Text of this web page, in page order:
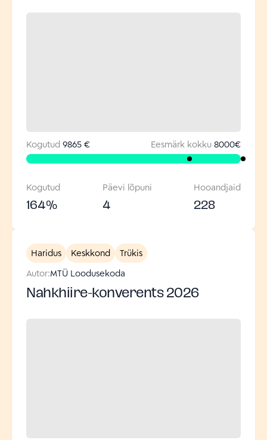
Kogutud 9865 € Eesmärk kokku 8000€
Kogutud
164%
Päevi lõpuni
4
Hooandjaid
228
Haridus Keskkond
Trükis
Autor:MTÜ Loodusekoda
Nahkhiire-konverents 2026